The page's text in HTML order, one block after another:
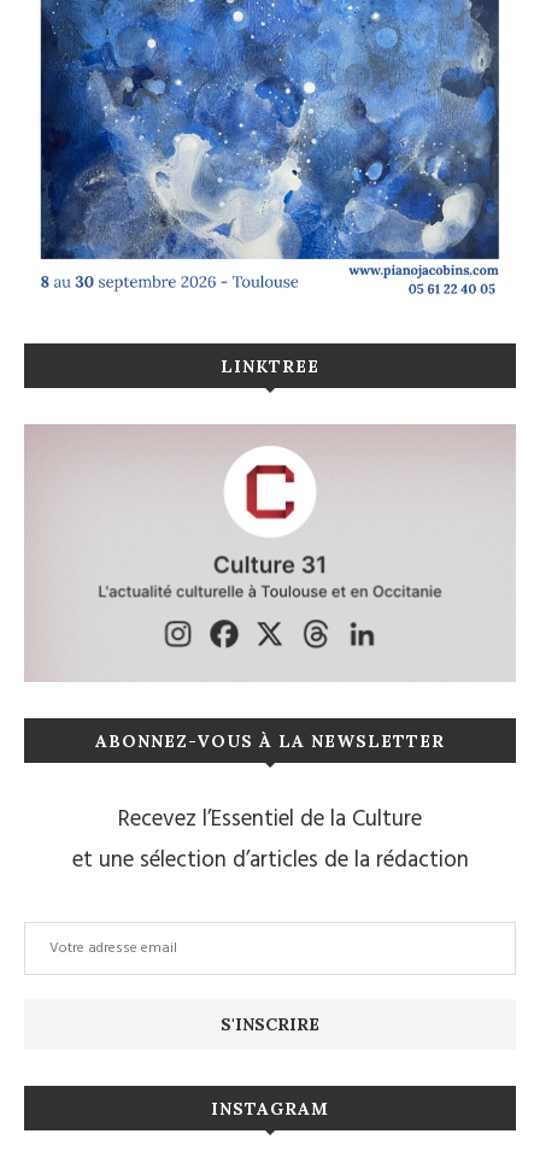
LINKTREE
ABONNEZ-VOUS À LA NEWSLETTER
Recevez l’Essentiel de la Culture
et une sélection d’articles de la rédaction
INSTAGRAM